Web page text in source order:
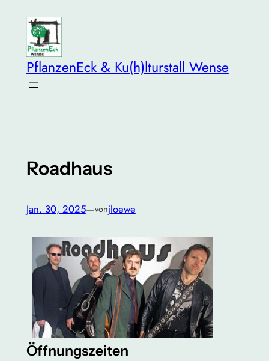
springen
PflanzenEck & Ku(h)lturstall Wense
Roadhaus
Jan. 30, 2025—vonjloewe
Öffnungszeiten